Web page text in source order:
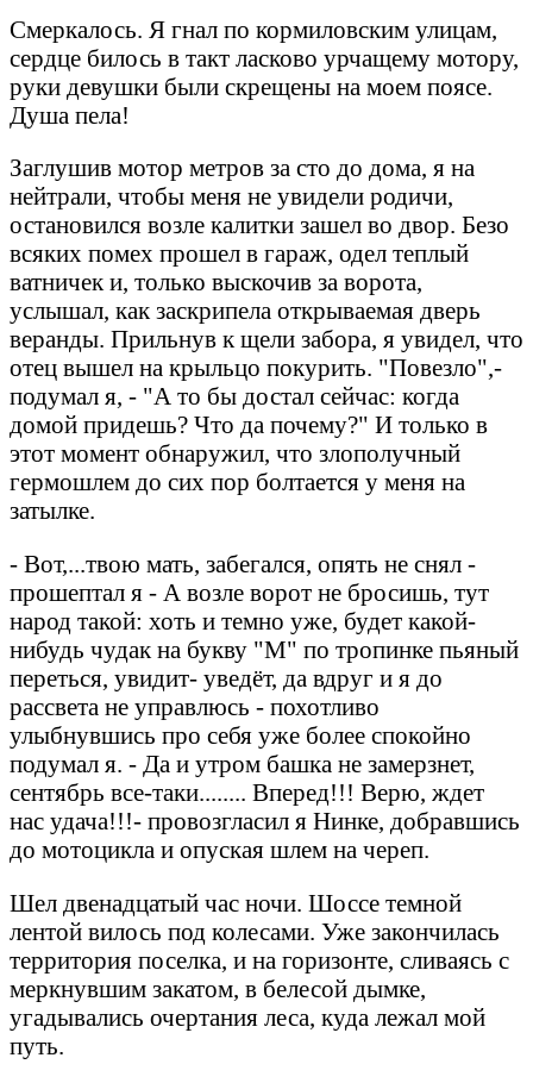
Смеркалось. Я гнал по кормиловским улицам,
сердце билось в такт ласково урчащему мотору,
руки девушки были скрещены на моем поясе.
Душа пела!
Заглушив мотор метров за сто до дома, я на
нейтрали, чтобы меня не увидели родичи,
остановился возле калитки зашел во двор. Безо
всяких помех прошел в гараж, одел теплый
ватничек и, только выскочив за ворота,
услышал, как заскрипела открываемая дверь
веранды. Прильнув к щели забора, я увидел, что
отец вышел на крыльцо покурить. "Повезло",-
подумал я, - "А то бы достал сейчас: когда
домой придешь? Что да почему?" И только в
этот момент обнаружил, что злополучный
гермошлем до сих пор болтается у меня на
затылке.
- Вот,...твою мать, забегался, опять не снял -
прошептал я - А возле ворот не бросишь, тут
народ такой: хоть и темно уже, будет какой-
нибудь чудак на букву "М" по тропинке пьяный
переться, увидит- уведёт, да вдруг и я до
рассвета не управлюсь - похотливо
улыбнувшись про себя уже более спокойно
подумал я. - Да и утром башка не замерзнет,
сентябрь все-таки........ Вперед!!! Верю, ждет
нас удача!!!- провозгласил я Нинке, добравшись
до мотоцикла и опуская шлем на череп.
Шел двенадцатый час ночи. Шоссе темной
лентой вилось под колесами. Уже закончилась
территория поселка, и на горизонте, сливаясь с
меркнувшим закатом, в белесой дымке,
угадывались очертания леса, куда лежал мой
путь.